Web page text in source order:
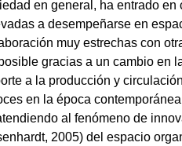
en general, ha entrado en
a desempeñarse en
muy estrechas con
gracias a un cambio en
a la producción y
en la época
al fenómeno de
2005) del espacio